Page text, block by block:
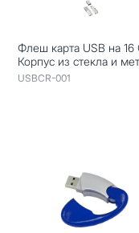
Флеш карта USB на 16
Корпус из стекла и
USBCR-001